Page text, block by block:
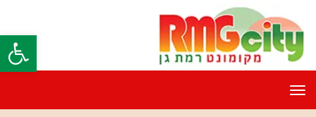
פתח
תפריט